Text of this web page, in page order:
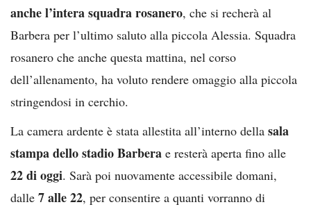
anche l’intera squadra rosanero, che si recherà al
Barbera per l’ultimo saluto alla piccola Alessia. Squadra
rosanero che anche questa mattina, nel corso
dell’allenamento, ha voluto rendere omaggio alla piccola
stringendosi in cerchio.
La camera ardente è stata allestita all’interno della sala
stampa dello stadio Barbera e resterà aperta fino alle
22 di oggi. Sarà poi nuovamente accessibile domani,
dalle 7 alle 22, per consentire a quanti vorranno di